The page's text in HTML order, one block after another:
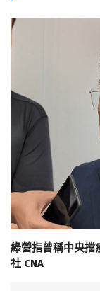
綠營指曾稱中央
社 CNA